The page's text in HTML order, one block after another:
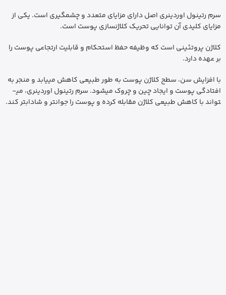
سرم رتینول اوردینری اصل دارای مزایای متعدد و چشمگیری است. یکی از
مزایای کلیدی آن توانایی تحریک کلاژن­سازی پوست است.
کلاژن پروتئینی است که وظیفه حفظ استحکام و قابلیت ارتجاعی پوست را
بر عهده دارد.
با افزایش سن، سطح کلاژن پوست به طور طبیعی کاهش می­یابد و منجر به
افتادگی پوست و ایجاد چین و چروک می­شود. سرم رتینول اوردینری، می­
تواند با کاهش طبیعی کلاژن مقابله کرده و پوست را جوان­تر و شاداب­تر کند.